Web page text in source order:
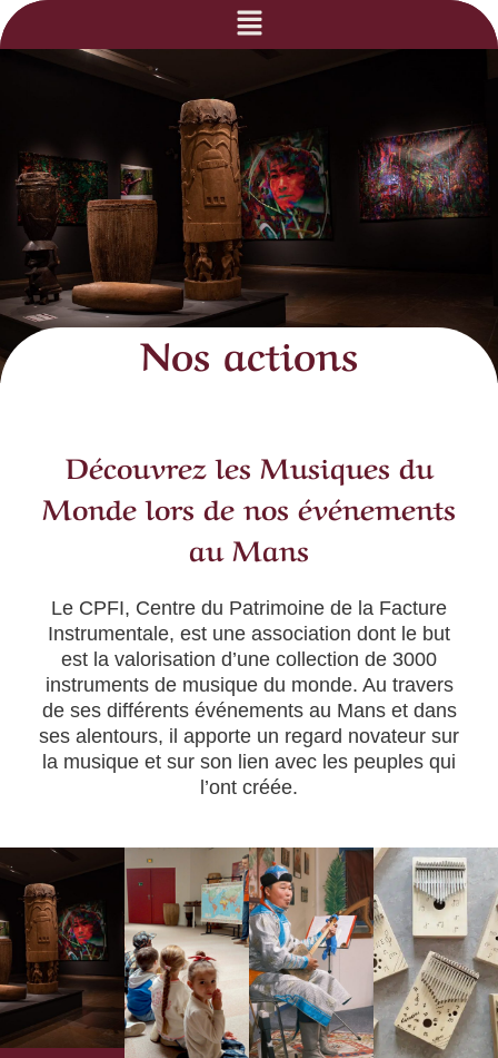
Nos actions
Découvrez les Musiques du
Monde lors de nos événements
au Mans
Le CPFI, Centre du Patrimoine de la Facture
Instrumentale, est une association dont le but
est la valorisation d’une collection de 3000
instruments de musiquedu monde. Au travers
de ses différents événements au Mans et dans
ses alentours, il apporte un regard novateur sur
la musique et sur son lien avec les peuples qui
l’ont créée.